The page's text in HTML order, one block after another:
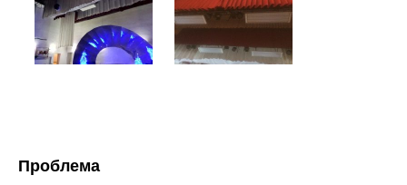
Проблема